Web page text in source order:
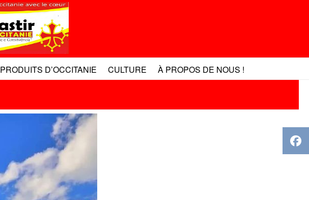
PRODUITS D’OCCITANIE CULTURE À PROPOS DE NOUS !